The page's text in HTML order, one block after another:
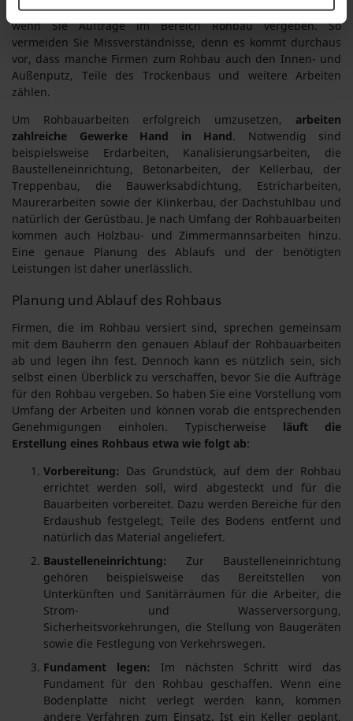
Es empfiehlt sich dennoch,genaue Festlegungen zu treffen
wenn Sie Aufträge im Bereich Rohbau vergeben. So
vermeiden Sie Missverständnisse, denn es kommt durchaus
vor, dass manche Firmen zum Rohbau auch den Innen- und
Außenputz, Teile des Trockenbaus und weitere Arbeiten
zählen.
Um Rohbauarbeiten erfolgreich umzusetzen, arbeiten
zahlreiche Gewerke Hand in Hand. Notwendig sind
beispielsweise Erdarbeiten, Kanalisierungsarbeiten, die
Baustelleneinrichtung, Betonarbeiten, der Kellerbau, der
Treppenbau, die Bauwerksabdichtung, Estricharbeiten,
Maurerarbeiten sowie der Klinkerbau, der Dachstuhlbau und
natürlich der Gerüstbau. Je nach Umfang der Rohbauarbeiten
kommen auch Holzbau- und Zimmermannsarbeiten hinzu.
Eine genaue Planung des Ablaufs und der benötigten
Leistungen ist daher unerlässlich.
Planung und Ablauf des Rohbaus
Firmen, die im Rohbau versiert sind, sprechen gemeinsam
mit dem Bauherrn den genauen Ablauf der Rohbauarbeiten
ab und legen ihn fest. Dennoch kann es nützlich sein, sich
selbst einen Überblick zu verschaffen, bevor Sie die Aufträge
für den Rohbau vergeben. So haben Sie eine Vorstellung vom
Umfang der Arbeiten und können vorab die entsprechenden
Genehmigungen einholen. Typischerweise läuft die
Erstellung eines Rohbaus etwa wie folgt ab:
Vorbereitung: Das Grundstück, auf dem der Rohbau
errichtet werden soll, wird abgesteckt und für die
Bauarbeiten vorbereitet. Dazu werden Bereiche für den
Erdaushub festgelegt, Teile des Bodens entfernt und
natürlich das Material angeliefert.
Baustelleneinrichtung:
Zur Baustelleneinrichtung
gehören beispielsweise das Bereitstellen von
Unterkünften und Sanitärräumen für die Arbeiter, die
Strom- und Wasserversorgung,
Sicherheitsvorkehrungen, die Stellung von Baugeräten
sowie die Festlegung von Verkehrswegen.
Fundament legen: Im nächsten Schritt wird das
Fundament für den Rohbau geschaffen. Wenn eine
Bodenplatte nicht verlegt werden kann, kommen
andere Verfahren zum Einsatz. Ist ein Keller geplant,